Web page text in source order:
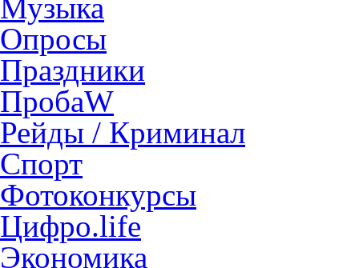
Музыка
Опросы
Праздники
ПробаW
Рейды / Криминал
Спорт
Фотоконкурсы
Цифро.life
Экономика